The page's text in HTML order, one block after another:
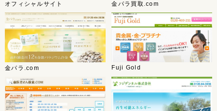
オフィシャルサイト 金パラ買取.com
金パラ.com Fuji Gold